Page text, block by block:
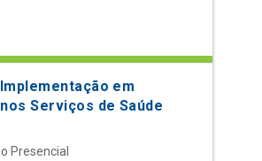
em
Serviços de Saúde
Presencial